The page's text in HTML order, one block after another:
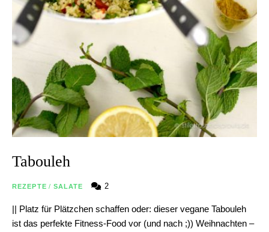
Tabouleh
REZEPTE / SALATE 2
|| Platz für Plätzchen schaffen oder: dieser vegane Tabouleh
ist das perfekte Fitness-Food vor (und nach ;)) Weihnachten –